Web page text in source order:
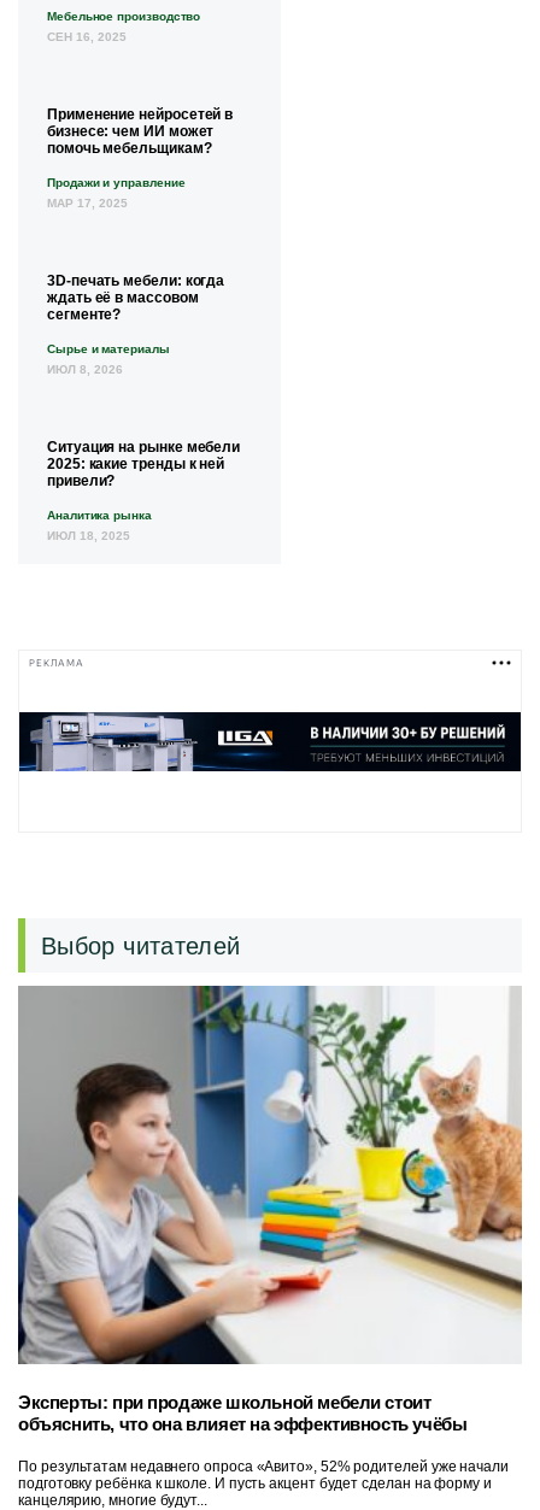
Мебельное производство
СЕН 16, 2025
Применение нейросетей в
бизнесе: чем ИИ может
помочь мебельщикам?
Продажи и управление
МАР 17, 2025
3D-печать мебели: когда
ждать её в массовом
сегменте?
Сырье и материалы
ИЮЛ 8, 2026
Ситуация на рынке мебели
2025: какие тренды к ней
привели?
Аналитика рынка
ИЮЛ 18, 2025
РЕКЛАМА
Выбор читателей
Эксперты: при продаже школьной мебели стоит
объяснить, что она влияет на эффективность учёбы
По результатам недавнего опроса «Авито», 52% родителей уже начали
подготовку ребёнка к школе. И пусть акцент будет сделан на форму и
канцелярию, многие будут...